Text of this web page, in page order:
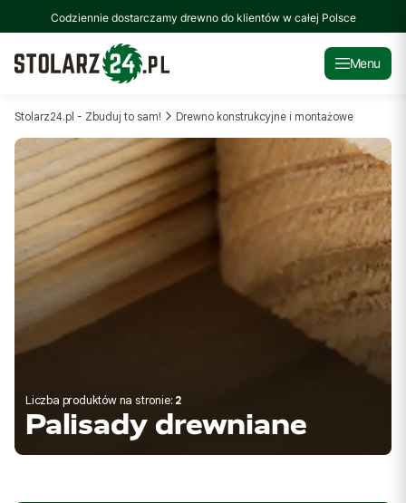
Codziennie dostarczamy drewno do klientów w całej Polsce
Menu
Stolarz24.pl - Zbuduj to sam! Drewno konstrukcyjne i montażowe
Liczba produktów na stronie: 2
Palisady drewniane